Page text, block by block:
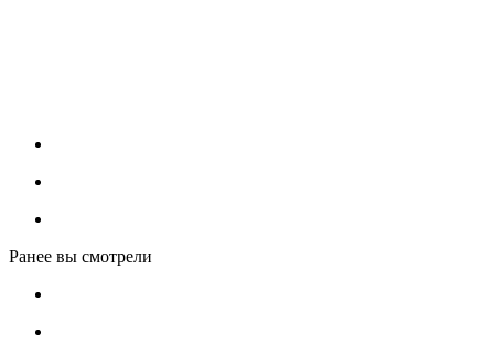
Ранее вы смотрели